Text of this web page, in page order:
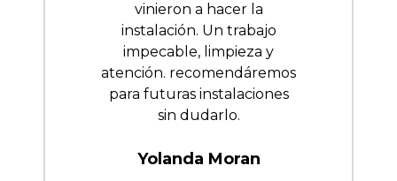
vinieron a hacer la
instalación. Un trabajo
impecable, limpieza y
atención. recomendáremos
para futuras instalaciones
sin dudarlo.
Yolanda Moran